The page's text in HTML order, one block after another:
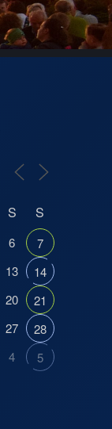
Outlook Live
S S
6
7
13
14
20
21
27
28
4 5